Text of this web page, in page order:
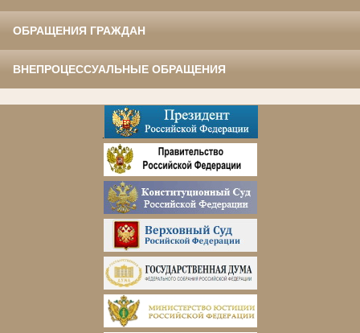
ОБРАЩЕНИЯ ГРАЖДАН
ВНЕПРОЦЕССУАЛЬНЫЕ ОБРАЩЕНИЯ
.